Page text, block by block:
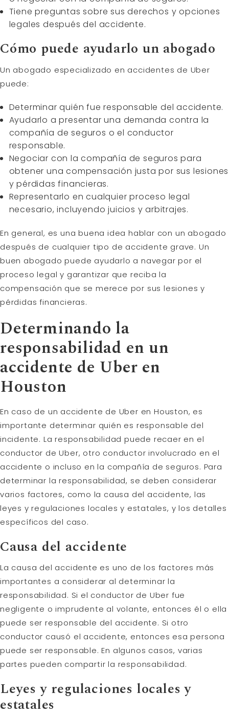
Tiene preguntas sobre sus derechos y opciones
legales después del accidente.
Cómo puede ayudarlo un abogado
Un abogado especializado en accidentes de Uber
puede:
Determinar quién fue responsable del accidente.
Ayudarlo a presentar una demanda contra la
compañía de seguros o el conductor
responsable.
Negociar con la compañía de seguros para
obtener una compensación justa por sus lesiones
y pérdidas financieras.
Representarlo en cualquier proceso legal
necesario, incluyendo juicios y arbitrajes.
En general, es una buena idea hablar con un abogado
después de cualquier tipo de accidente grave. Un
buen abogado puede ayudarlo a navegar por el
proceso legal y garantizar que reciba la
compensación que se merece por sus lesiones y
pérdidas financieras.
Determinando la
responsabilidad en un
accidente de Uber en
Houston
En caso de un accidente de Uber en Houston, es
importante determinar quién es responsable del
incidente. La responsabilidad puede recaer en el
conductor de Uber, otro conductor involucrado en el
accidente o incluso en la compañía de seguros. Para
determinar la responsabilidad, se deben considerar
varios factores, como la causa del accidente, las
leyes y regulaciones locales y estatales, y los detalles
específicos del caso.
Causa del accidente
La causa del accidente es uno de los factores más
importantes a considerar al determinar la
responsabilidad. Si el conductor de Uber fue
negligente o imprudente al volante, entonces él o ella
puede ser responsable del accidente. Si otro
conductor causó el accidente, entonces esa persona
puede ser responsable. En algunos casos, varias
partes pueden compartir la responsabilidad.
Leyes y regulaciones locales y
estatales